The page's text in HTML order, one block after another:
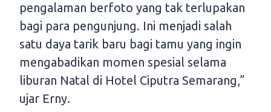
pengalaman berfoto yang tak terlupakan
bagi para pengunjung. Ini menjadi salah
satu daya tarik baru bagi tamu yang ingin
mengabadikan momen spesial selama
liburan Natal di Hotel Ciputra Semarang,”
ujar Erny.